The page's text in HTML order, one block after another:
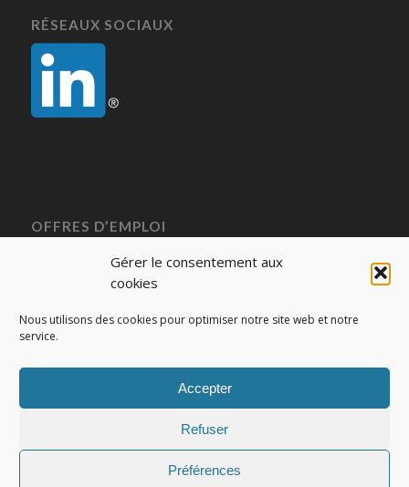
Gérer le consentement aux
cookies
Nous utilisons des cookies pour optimiser notre site web et notre
service.
Accepter
Refuser
Préférences
RÉSEAUX SOCIAUX
OFFRES D’EMPLOI
Voir toutes nos offres
MENTIONS LÉGALES